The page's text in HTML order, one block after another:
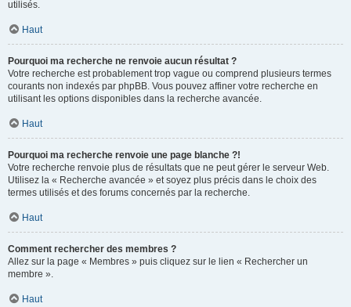
utilisés.
Haut
Pourquoi ma recherche ne renvoie aucun résultat ?
Votre recherche est probablement trop vague ou comprend plusieurs termes
courants non indexés par phpBB. Vous pouvez affiner votre recherche en
utilisant les options disponibles dans la recherche avancée.
Haut
Pourquoi ma recherche renvoie une page blanche ?!
Votre recherche renvoie plus de résultats que ne peut gérer le serveur Web.
Utilisez la « Recherche avancée » et soyez plus précis dans le choix des
termes utilisés et des forums concernés par la recherche.
Haut
Comment rechercher des membres ?
Allez sur la page « Membres » puis cliquez sur le lien « Rechercher un
membre ».
Haut